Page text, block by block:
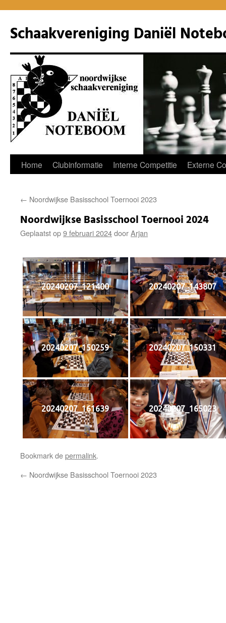
de
inhoud
Schaakvereniging Daniël
Home Clubinformatie Interne Competitie Externe
← Noordwijkse Basisschool Toernooi 2023
Noordwijkse Basisschool Toernooi 2024
Geplaatst op9 februari 2024doorArjan
20240207_121400 20240207_143807
20240207_150259 20240207_150331
20240207_161639 20240207_165023
Bookmark depermalink.
← Noordwijkse Basisschool Toernooi 2023